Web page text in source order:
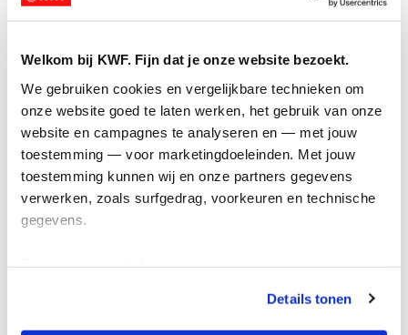
Welkom bij KWF. Fijn dat je onze website bezoekt.
We gebruiken cookies en vergelijkbare technieken om
onze website goed te laten werken, het gebruik van onze
website en campagnes te analyseren en — met jouw
toestemming — voor marketingdoeleinden. Met jouw
toestemming kunnen wij en onze partners gegevens
verwerken, zoals surfgedrag, voorkeuren en technische
gegevens.
tonen. Je kunt je toestemming op elk moment wijzigen of
intrekken via Cookie instellingen onderaan de pagina. De
Details tonen
Baanbrekend
onderzoek
Meer kans op
genezing
De juiste steun
Nieuwe